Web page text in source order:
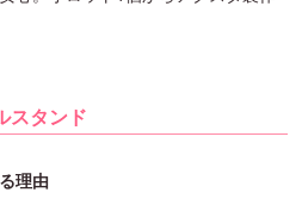
スタンド
理由